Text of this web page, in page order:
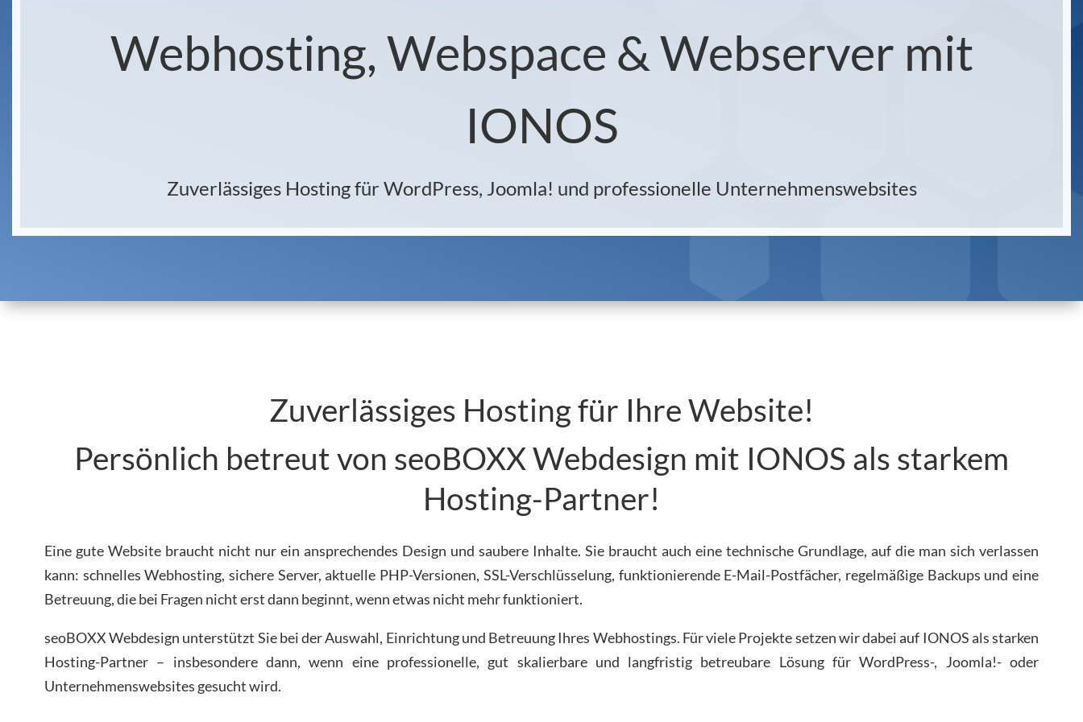
Webhosting, Webspace & Webserver mit
IONOS
Zuverlässiges Hosting für WordPress, Joomla! und professionelle Unternehmenswebsites
Zuverlässiges Hosting für Ihre Website!
Persönlich betreut von seoBOXX Webdesign mit IONOS als starkem
Hosting-Partner!
Eine gute Website braucht nicht nur ein ansprechendes Design und saubere Inhalte. Sie braucht auch eine technische Grundlage, auf die man sich verlassen
kann: schnelles Webhosting, sichere Server, aktuelle PHP-Versionen, SSL-Verschlüsselung, funktionierende E-Mail-Postfächer, regelmäßige Backups und eine
Betreuung, die bei Fragen nicht erst dann beginnt, wenn etwas nicht mehr funktioniert.
seoBOXX Webdesign unterstützt Sie bei der Auswahl, Einrichtung und Betreuung Ihres Webhostings. Für viele Projekte setzen wir dabei auf IONOS als starken
Hosting-Partner – insbesondere dann, wenn eine professionelle, gut skalierbare und langfristig betreubare Lösung für WordPress-, Joomla!- oder
Unternehmenswebsites gesucht wird.